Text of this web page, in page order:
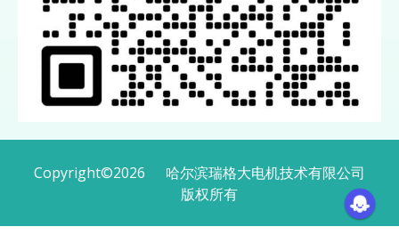
Copyright©2026
哈尔滨瑞格大电机技术有限公司
版权所有